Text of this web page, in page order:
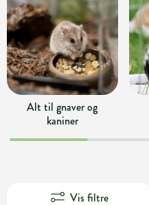
Alt til gnaver og
kaniner
Vis filtre